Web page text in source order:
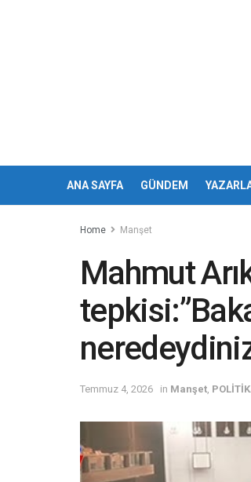
ANA SAYFA GÜNDEM
Home Manşet
Mahmut
Temmuz 4, 2026 in Manşet